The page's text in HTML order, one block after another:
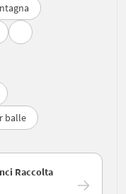
balle
Raccolta